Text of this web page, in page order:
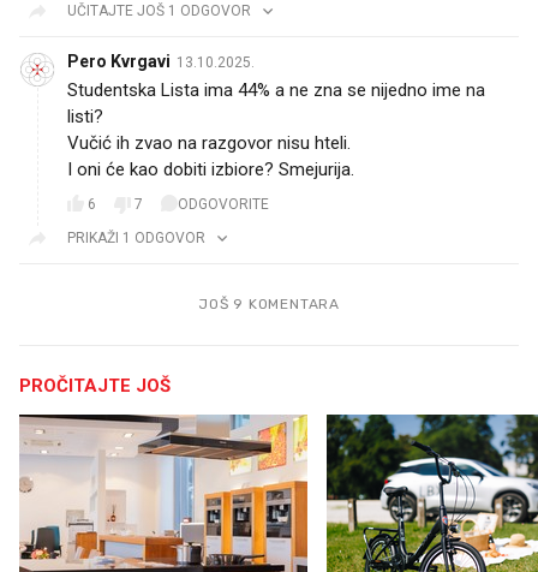
UČITAJTE JOŠ 1 ODGOVOR
Pero Kvrgavi 13.10.2025.
Studentska Lista ima 44% a ne zna se nijedno ime na
listi?
Vučić ih zvao na razgovor nisu hteli.
I oni će kao dobiti izbiore? Smejurija.
6 7
ODGOVORITE
PRIKAŽI 1 ODGOVOR
JOŠ 9 KOMENTARA
PROČITAJTE JOŠ